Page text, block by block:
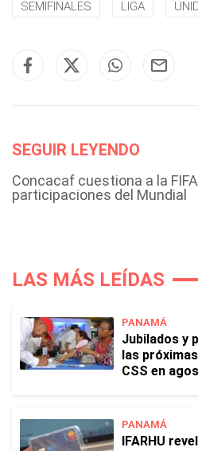
SEMIFINALES LIGA
SEGUIR LEYENDO
Concacaf cuestiona a la
participaciones del Mundial
LAS MÁS LEÍDAS
PANAMÁ
Jubilados y
las
CSS en
PANAMÁ
IFARHU